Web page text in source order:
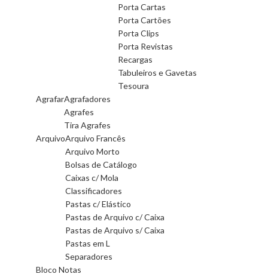
Porta Cartas
Porta Cartões
Porta Clips
Porta Revistas
Recargas
Tabuleiros e Gavetas
Tesoura
AgrafarAgrafadores
Agrafes
Tira Agrafes
ArquivoArquivo Francês
Arquivo Morto
Bolsas de Catálogo
Caixas c/ Mola
Classificadores
Pastas c/ Elástico
Pastas de Arquivo c/ Caixa
Pastas de Arquivo s/ Caixa
Pastas em L
Separadores
Bloco Notas